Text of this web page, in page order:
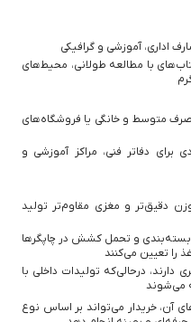
اداری، آموزشی و گرافیکی
با مطالعه طولانی، محیط‌های
برای مصرف متوسط و خانگی یا فروشگاه‌های
اقتصادی برای دفاتر فنی، مراکز آموزشی و
دقیق‌تر و مغزی مقاوم‌تر تولید
بسته‌بندی و تحمل کشش در چاپگرها
را تعیین می‌کنند
دارند، درحالی‌که تولیدات داخلی با
می‌شوند
آن، خریدار می‌تواند بر اساس نوع